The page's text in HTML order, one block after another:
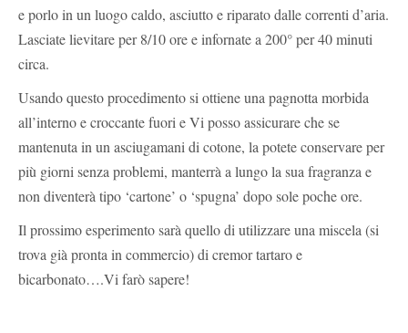
e porlo in un luogo caldo, asciutto e riparato dalle correnti d’aria.
Lasciate lievitare per 8/10 ore e infornate a 200° per 40 minuti
circa.
Usando questo procedimento si ottiene una pagnotta morbida
all’interno e croccante fuori e Vi posso assicurare che se
mantenuta in un asciugamani di cotone, la potete conservare per
più giorni senza problemi, manterrà a lungo la sua fragranza e
non diventerà tipo ‘cartone’ o ‘spugna’ dopo sole poche ore.
Il prossimo esperimento sarà quello di utilizzare una miscela (si
trova già pronta in commercio) di cremor tartaro e
bicarbonato….Vi farò sapere!